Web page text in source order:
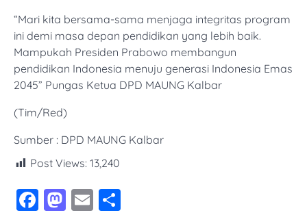
“Mari kita bersama-sama menjaga integritas program
ini demi masa depan pendidikan yang lebih baik.
Mampukah Presiden Prabowo membangun
pendidikan Indonesia menuju generasi Indonesia Emas
2045” Pungas Ketua DPD MAUNG Kalbar
(Tim/Red)
Sumber : DPD MAUNG Kalbar
Post Views: 13,240
Facebook
Mastodon
Email